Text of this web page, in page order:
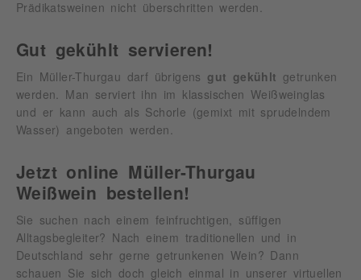
Prädikatsweinen nicht überschritten werden.
Gut gekühlt servieren!
Ein Müller-Thurgau darf übrigens gut gekühlt
getrunken
werden. Man serviert ihn im klassischen Weißweinglas
und er kann auch als Schorle (gemixt mit sprudelndem
Wasser) angeboten werden.
Jetzt online Müller-Thurgau
Weißwein bestellen!
Sie suchen nach einem feinfruchtigen, süffigen
Alltagsbegleiter? Nach einem traditionellen und in
Deutschland sehr gerne getrunkenen Wein? Dann
schauen Sie sich doch gleich einmal in unserer virtuellen